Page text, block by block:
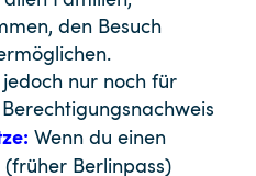
den Besuch
nur noch für
Wenn du einen
(früher Berlinpass)